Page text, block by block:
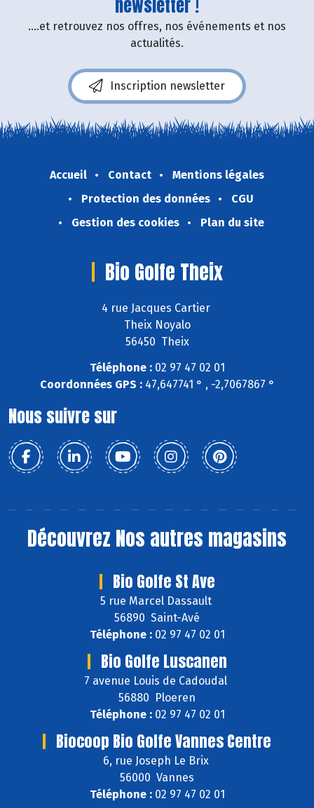
newsletter !
....et retrouvez nos offres, nos événements et nos
actualités.
Inscription newsletter
Accueil Contact
Mentions légales
Protection des données
CGU
Gestion des cookies
Plan du site
Bio Golfe Theix
4 rue Jacques Cartier
Theix Noyalo
56450 Theix
Téléphone :02 97 47 02 01
Coordonnées GPS :47,647741 ° , -2,7067867 °
Nous suivre sur
Découvrez Nos autres magasins
Bio Golfe St Ave
5 rue Marcel Dassault
56890 Saint-Avé
Téléphone :02 97 47 02 01
Bio Golfe Luscanen
7 avenue Louis de Cadoudal
56880 Ploeren
Téléphone :02 97 47 02 01
Biocoop Bio Golfe Vannes Centre
6, rue Joseph Le Brix
56000 Vannes
Téléphone :02 97 47 02 01